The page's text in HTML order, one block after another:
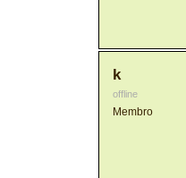
k
offline
Membro